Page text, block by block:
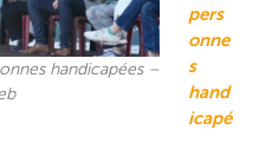
handicapées –
pers
onne
s
hand
icapé